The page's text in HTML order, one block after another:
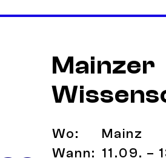
Mainzer
Wo:
Mainz
Wann: 11.09. –